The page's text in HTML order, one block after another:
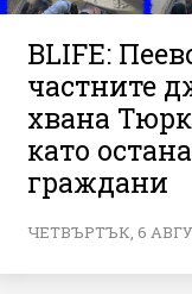
BLIFE:
частните
хвана
като
граждани
ЧЕТВЪРТЪК, 6